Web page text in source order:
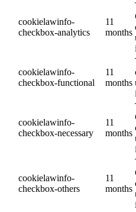
cookielawinfo-
checkbox-analytics
11
months
cookielawinfo-
checkbox-functional
11
months
cookielawinfo-
checkbox-necessary
11
months
cookielawinfo-
checkbox-others
11
months